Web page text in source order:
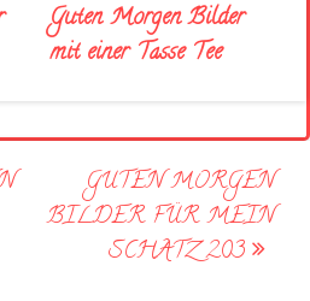
Guten Morgen Bilder
mit einer Tasse Tee
GUTEN MORGEN
BILDER FÜR MEIN
SCHATZ 203